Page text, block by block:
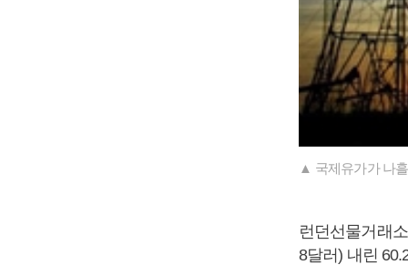
▲ 국제유가가 나
런던선물거래
8달러) 내린